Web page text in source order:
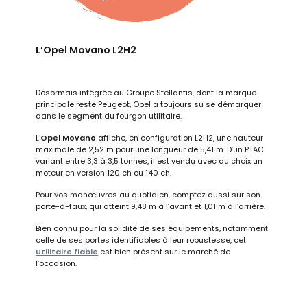
L’Opel Movano L2H2
Désormais intégrée au Groupe Stellantis, dont la marque
principale reste Peugeot, Opel a toujours su se démarquer
dans le segment du fourgon utilitaire.
L’Opel Movano affiche, en configuration L2H2, une hauteur
maximale de 2,52 m pour une longueur de 5,41 m. D’un PTAC
variant entre 3,3 à 3,5 tonnes, il est vendu avec au choix un
moteur en version 120 ch ou 140 ch.
Pour vos manœuvres au quotidien, comptez aussi sur son
porte-à-faux, qui atteint 9,48 m à l’avant et 1,01 m à l’arrière.
Bien connu pour la solidité de ses équipements, notamment
celle de ses portes identifiables à leur robustesse, cet
utilitaire fiable est bien présent sur le marché de
l’occasion.